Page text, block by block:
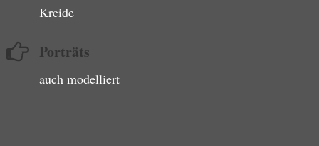
Kreide
Porträts
auch modelliert